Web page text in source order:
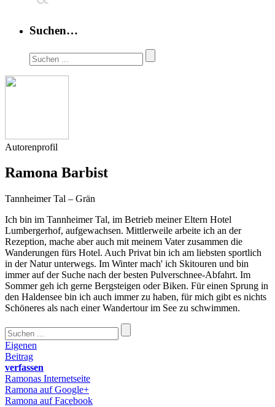
Suchen…
Autorenprofil
Ramona Barbist
Tannheimer Tal – Grän
Ich bin im Tannheimer Tal, im Betrieb meiner Eltern Hotel
Lumbergerhof, aufgewachsen. Mittlerweile arbeite ich an der
Rezeption, mache aber auch mit meinem Vater zusammen die
Wanderungen fürs Hotel. Auch Privat bin ich am liebsten sportlich
in der Natur unterwegs. Im Winter mach' ich Skitouren und bin
immer auf der Suche nach der besten Pulverschnee-Abfahrt. Im
Sommer geh ich gerne Bergsteigen oder Biken. Für einen Sprung in
den Haldensee bin ich auch immer zu haben, für mich gibt es nichts
Schöneres als nach einer Wandertour im See zu schwimmen.
Eigenen
Beitrag
verfassen
Ramonas Internetseite
Ramona auf Google+
Ramona auf Facebook